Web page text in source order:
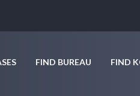
FIND BUREAU FIND